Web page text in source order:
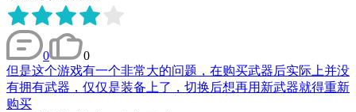
0
0
但是这个游戏有一个非常大的问题，在购买武器后实际上并没
有拥有武器，仅仅是装备上了，切换后想再用新武器就得重新
购买